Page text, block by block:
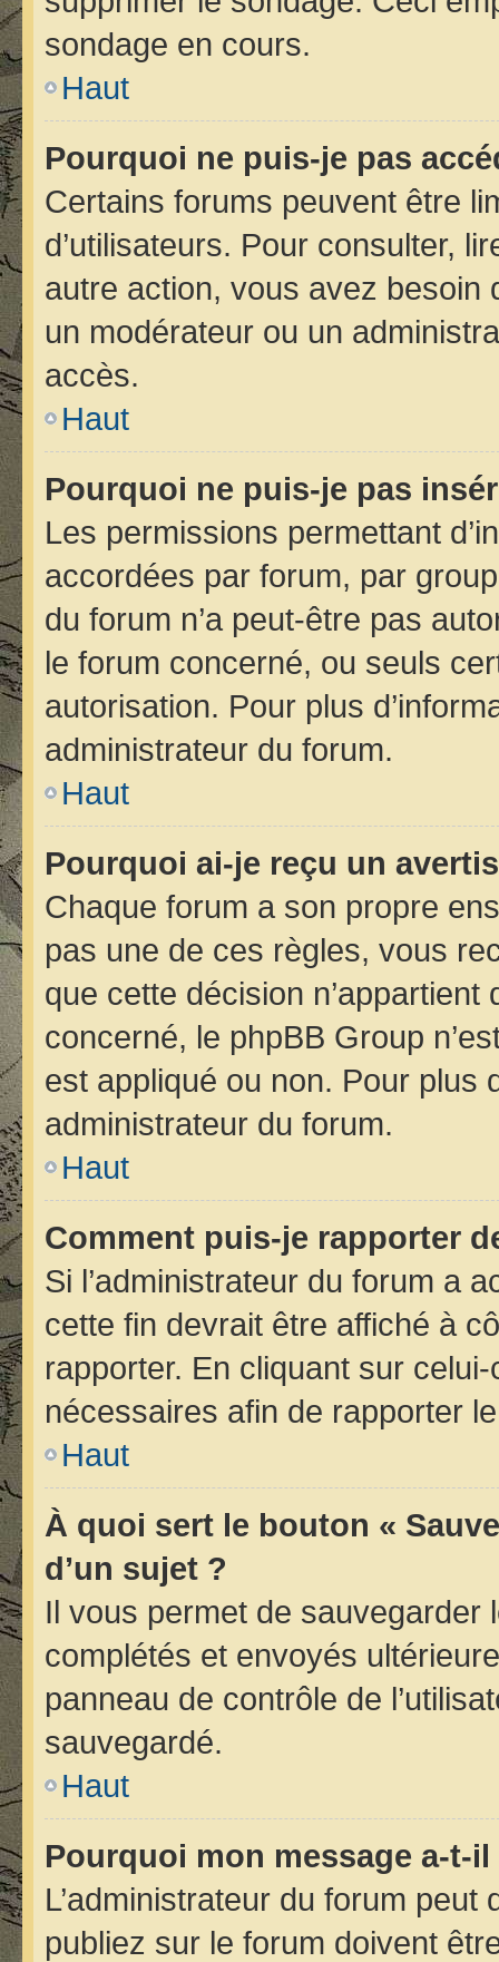
sondage en cours.
Haut
Pourquoi ne puis-je pas
Certains forums peuvent être
d’utilisateurs. Pour consulter,
autre action, vous avez besoin
un modérateur ou un
accès.
Haut
Pourquoi ne puis-je pas
Les permissions permettant
accordées par forum, par
du forum n’a peut-être pas
le forum concerné, ou seuls
autorisation. Pour plus
administrateur du forum.
Haut
Pourquoi ai-je reçu un
Chaque forum a son propre
pas une de ces règles, vous
que cette décision n’appartient
concerné, le phpBB Group
est appliqué ou non. Pour plus
administrateur du forum.
Haut
Comment puis-je rapporter
Si l’administrateur du forum a
cette fin devrait être affiché à
rapporter. En cliquant sur
nécessaires afin de rapporter
Haut
À quoi sert le bouton «
d’un sujet ?
Il vous permet de sauvegarder
complétés et envoyés
panneau de contrôle de
sauvegardé.
Haut
Pourquoi mon message a-t-
L’administrateur du forum
publiez sur le forum doivent